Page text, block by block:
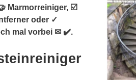
Marmorreiniger, ☑️
oder ✓
mal vorbei ✉ ✔️.